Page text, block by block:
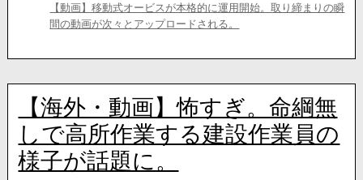
【動画】移動式オービスが本格的に運用開始。取り締まりの瞬
間の動画が次々とアップロードされる。
【海外・動画】怖すぎ。命綱無
しで高所作業する建設作業員の
様子が話題に。